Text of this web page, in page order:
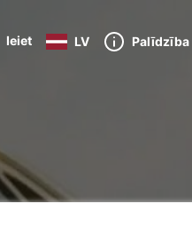
Ieiet LV Palīdzība